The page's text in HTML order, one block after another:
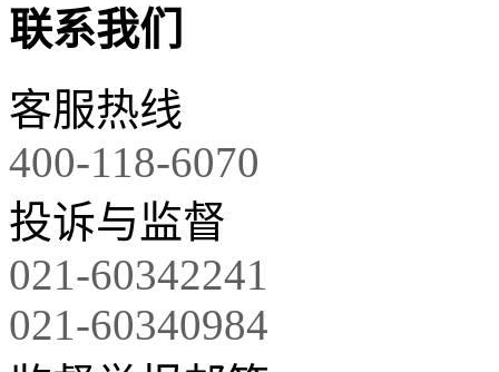
联系我们
客服热线
400-118-6070
投诉与监督
021-60342241
021-60340984